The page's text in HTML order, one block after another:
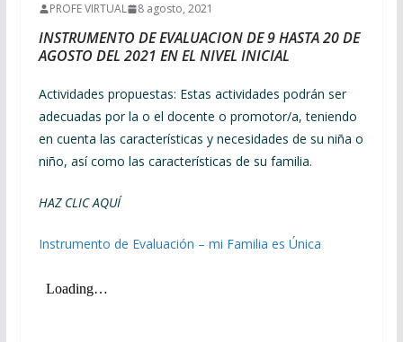
PROFE VIRTUAL 8 agosto, 2021
INSTRUMENTO DE EVALUACION DE 9 HASTA 20 DE
AGOSTO DEL 2021 EN EL NIVEL INICIAL
Actividades propuestas: Estas actividades podrán ser
adecuadas por la o el docente o promotor/a, teniendo
en cuenta las características y necesidades de su niña o
niño, así como las características de su familia.
HAZ CLIC AQUÍ
Instrumento de Evaluación – mi Familia es Única